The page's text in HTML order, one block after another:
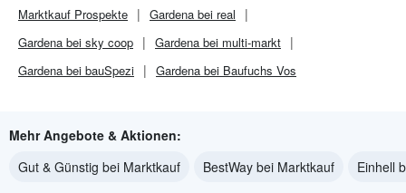
Marktkauf Prospekte
Gardena bei real
Gardena bei sky coop
Gardena bei multi-markt
Gardena bei bauSpezi
Gardena bei Baufuchs Vos
Mehr Angebote & Aktionen:
Gut & Günstig bei Marktkauf
BestWay bei Marktkauf Einhell